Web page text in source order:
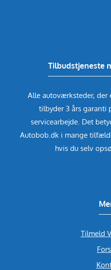
Tilbudstjeneste
Alle autoværksteder, der
tilbyder 3 års garanti
servicearbejde. Det
Autobob.dk i mange
hvis du selv
Tilmeld